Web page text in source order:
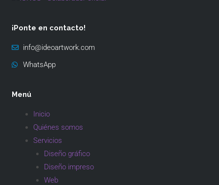
¡Ponte en contacto!
info@ideoartwork.com
WhatsApp
Menú
Inicio
Quiénes somos
Servicios
Diseño gráfico
Diseño impreso
Web